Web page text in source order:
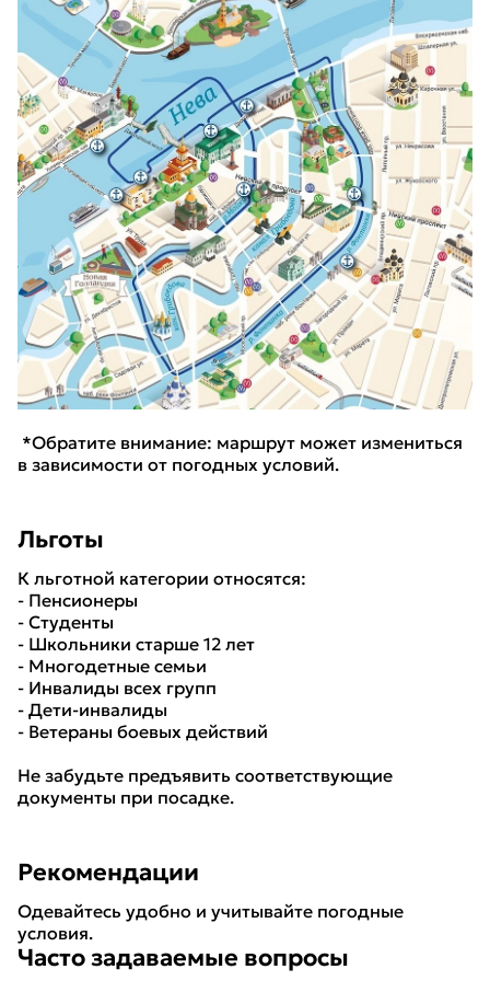
*Обратите внимание: маршрут может измениться
в зависимости от погодных условий.
Льготы
К льготной категории относятся:
- Пенсионеры
- Студенты
- Школьники старше 12 лет
- Многодетные семьи
- Инвалиды всех групп
- Дети-инвалиды
- Ветераны боевых действий
Не забудьте предъявить соответствующие
документы при посадке.
Рекомендации
Одевайтесь удобно и учитывайте погодные
условия.
Часто задаваемые вопросы